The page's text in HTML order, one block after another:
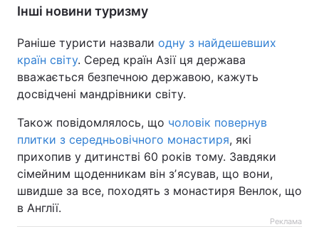
Інші новини туризму
Раніше туристи назвали одну з найдешевших
країн світу. Серед країн Азії ця держава
вважається безпечною державою, кажуть
досвідчені мандрівники світу.
Також повідомлялось, що чоловік повернув
плитки з середньовічного монастиря, які
прихопив у дитинстві 60 років тому. Завдяки
сімейним щоденникам він зʼясував, що вони,
швидше за все, походять з монастиря Венлок, що
в Англії.
Реклама